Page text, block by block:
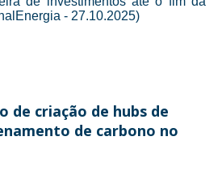
- 27.10.2025)
de criação de hubs de
de carbono no